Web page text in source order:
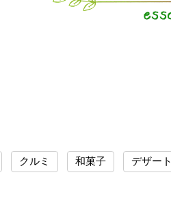
クルミ 和菓子 デザート